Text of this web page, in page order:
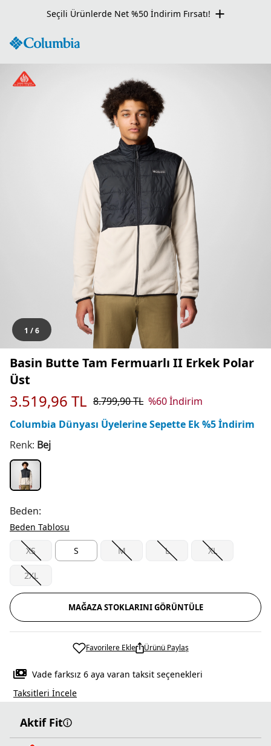
Seçili Ürünlerde Net %50 İndirim Fırsatı!
1 /6
Basin Butte Tam Fermuarlı II Erkek Polar
Üst
3.519,96 TL 8.799,90TL %60İndirim
Columbia Dünyası Üyelerine Sepette Ek %5 İndirim
Renk: Bej
Beden:
Beden Tablosu
XS S M L XL
2XL
MAĞAZA STOKLARINI GÖRÜNTÜLE
Favorilere Ekle Ürünü Paylaş
Vade farksız 6 aya varan taksit seçenekleri
Taksitleri İncele
Aktif Fit